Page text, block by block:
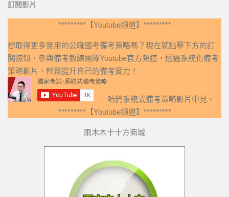
訂閱影片
*********【Youtube頻道】*********
想取得更多實用的公職國考備考策略嗎？現在就點擊下方的訂
閱按鈕，參與備考教練團隊Youtube官方頻道，透過系統化備考
策略影片，輕鬆提升自己的備考實力！
咱們系統式備考策略影片中見。
*********【Youtube頻道】*********
雨木木十十方商城